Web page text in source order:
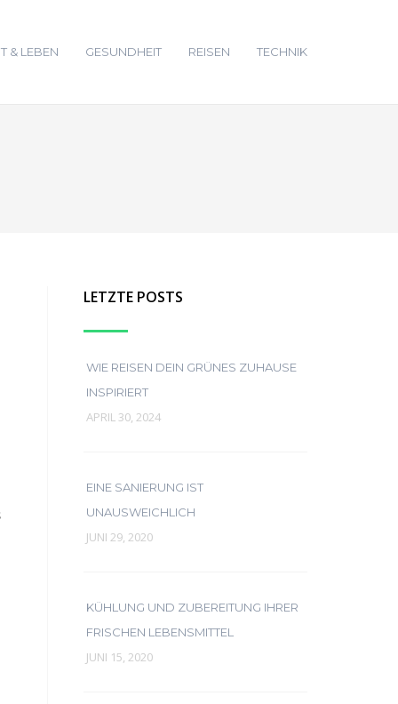
& LEBEN GESUNDHEIT REISEN TECHNIK
LETZTE POSTS
WIE REISEN DEIN GRÜNES ZUHAUSE
INSPIRIERT
APRIL 30, 2024
EINE SANIERUNG IST
UNAUSWEICHLICH
JUNI 29, 2020
KÜHLUNG UND ZUBEREITUNG IHRER
FRISCHEN LEBENSMITTEL
JUNI 15, 2020